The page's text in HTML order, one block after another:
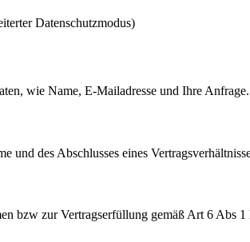
Datenschutzmodus)
wie Name, E-Mailadresse und Ihre Anfrage.
des Abschlusses eines
bzw zur Vertragserfüllung gemäß Art 6 Abs